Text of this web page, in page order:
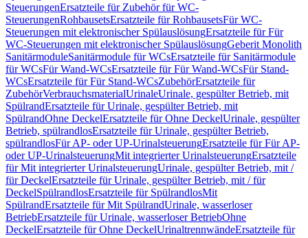
SteuerungenErsatzteile für Zubehör für WC-
SteuerungenRohbausetsErsatzteile für RohbausetsFür WC-
Steuerungen mit elektronischer SpülauslösungErsatzteile für Für
WC-Steuerungen mit elektronischer SpülauslösungGeberit Monolith
SanitärmoduleSanitärmodule für WCsErsatzteile für Sanitärmodule
für WCsFür Wand-WCsErsatzteile für Für Wand-WCsFür Stand-
WCsErsatzteile für Für Stand-WCsZubehörErsatzteile für
ZubehörVerbrauchsmaterialUrinaleUrinale, gespülter Betrieb, mit
SpülrandErsatzteile für Urinale, gespülter Betrieb, mit
SpülrandOhne DeckelErsatzteile für Ohne DeckelUrinale, gespülter
Betrieb, spülrandlosErsatzteile für Urinale, gespülter Betrieb,
spülrandlosFür AP- oder UP-UrinalsteuerungErsatzteile für Für AP-
oder UP-UrinalsteuerungMit integrierter UrinalsteuerungErsatzteile
für Mit integrierter UrinalsteuerungUrinale, gespülter Betrieb, mit /
für DeckelErsatzteile für Urinale, gespülter Betrieb, mit / für
DeckelSpülrandlosErsatzteile für SpülrandlosMit
SpülrandErsatzteile für Mit SpülrandUrinale, wasserloser
BetriebErsatzteile für Urinale, wasserloser BetriebOhne
DeckelErsatzteile für Ohne DeckelUrinaltrennwändeErsatzteile für